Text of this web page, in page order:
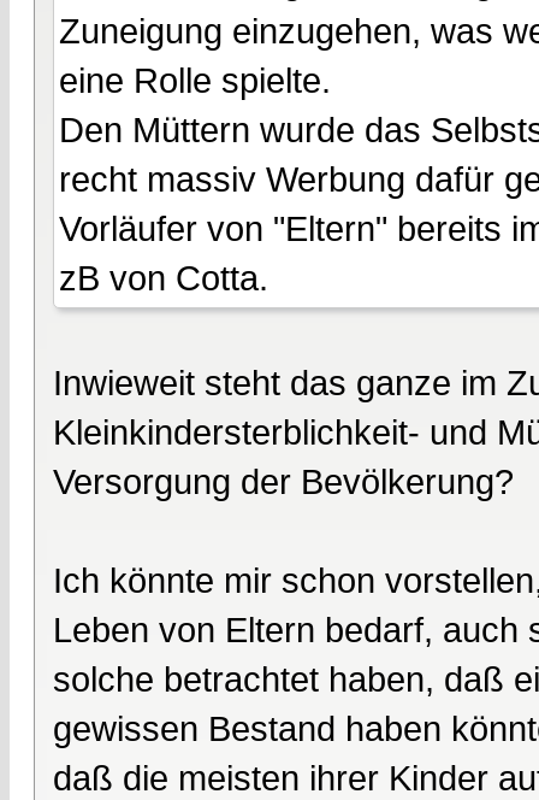
Zuneigung einzugehen, was
eine Rolle spielte.
Den Müttern wurde das
recht massiv Werbung dafür
Vorläufer von "Eltern" bereits
zB von Cotta.
Inwieweit steht das ganze im
Kleinkindersterblichkeit- und
Versorgung der Bevölkerung?
Ich könnte mir schon
Leben von Eltern bedarf, auch
solche betrachtet haben, daß
gewissen Bestand haben
daß die meisten ihrer Kinder